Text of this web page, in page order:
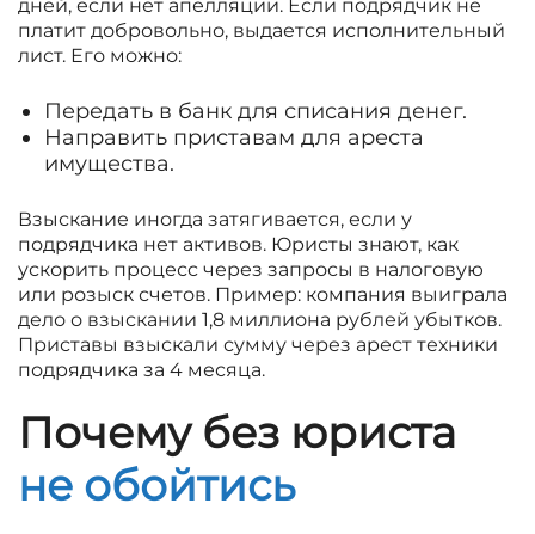
дней, если нет апелляции. Если подрядчик не
платит добровольно, выдается исполнительный
лист. Его можно:
Передать в банк для списания денег.
Направить приставам для ареста
имущества.
Взыскание иногда затягивается, если у
подрядчика нет активов. Юристы знают, как
ускорить процесс через запросы в налоговую
или розыск счетов. Пример: компания выиграла
дело о взыскании 1,8 миллиона рублей убытков.
Приставы взыскали сумму через арест техники
подрядчика за 4 месяца.
Почему без юриста
не обойтись